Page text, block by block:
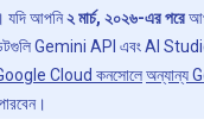
যদি আপনি২ মার্চ, ২০২৬-এর পরে
Gemini API এবং AI
Cloud কনসোলেঅন্যান্য